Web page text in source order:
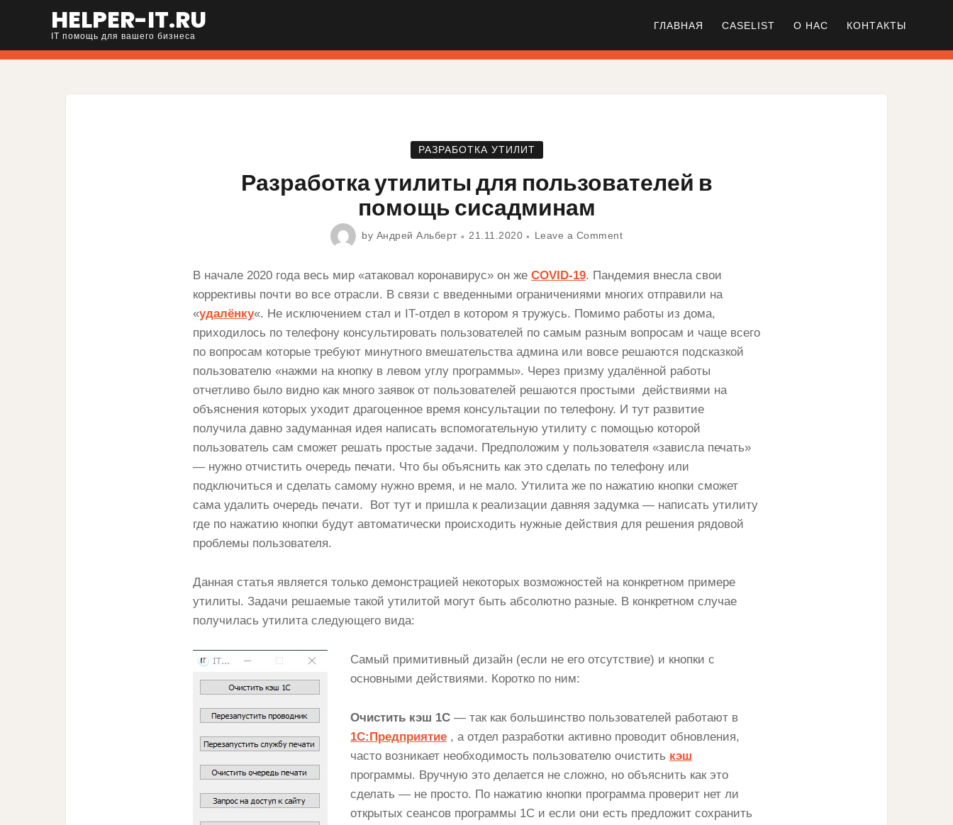
HELPER-IT.RU
IT помощь для вашего бизнеса
ГЛАВНАЯ CASELIST О НАС КОНТАКТЫ
РАЗРАБОТКА УТИЛИТ
Разработка утилиты для пользователей в
помощь сисадминам
by Андрей Альберт 21.11.2020 Leave a Comment
В начале 2020 года весь мир «атаковал коронавирус» он же COVID-19. Пандемия внесла свои
коррективы почти во все отрасли. В связи с введенными ограничениями многих отправили на
«удалёнку«. Не исключением стал и IT-отдел в котором я тружусь. Помимо работы из дома,
приходилось по телефону консультировать пользователей по самым разным вопросам и чаще всего
по вопросам которые требуют минутного вмешательства админа или вовсе решаются подсказкой
пользователю «нажми на кнопку в левом углу программы». Через призму удалённой работы
отчетливо было видно как много заявок от пользователей решаются простыми действиями на
объяснения которых уходит драгоценное время консультации по телефону. И тут развитие
получила давно задуманная идея написать вспомогательную утилиту с помощью которой
пользователь сам сможет решать простые задачи. Предположим у пользователя «зависла печать»
— нужно отчистить очередь печати. Что бы объяснить как это сделать по телефону или
подключиться и сделать самому нужно время, и не мало. Утилита же по нажатию кнопки сможет
сама удалить очередь печати. Вот тут и пришла к реализации давняя задумка — написать утилиту
где по нажатию кнопки будут автоматически происходить нужные действия для решения рядовой
проблемы пользователя.
Данная статья является только демонстрацией некоторых возможностей на конкретном примере
утилиты. Задачи решаемые такой утилитой могут быть абсолютно разные. В конкретном случае
получилась утилита следующего вида:
Самый примитивный дизайн (если не его отсутствие) и кнопки с
основными действиями. Коротко по ним:
Очистить кэш 1С — так как большинство пользователей работают в
1С:Предприятие , а отдел разработки активно проводит обновления,
часто возникает необходимость пользователю очистить кэш
программы. Вручную это делается не сложно, но объяснить как это
сделать — не просто. По нажатию кнопки программа проверит нет ли
открытых сеансов программы 1С и если они есть предложит сохранить